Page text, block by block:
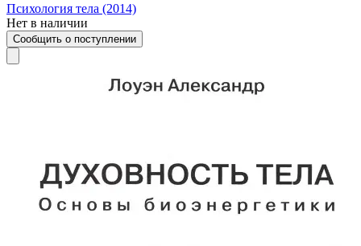
Психология тела (2014)
Нет в наличии
Сообщить о поступлении